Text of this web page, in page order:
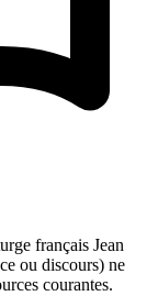
français Jean
ou discours) ne
courantes.